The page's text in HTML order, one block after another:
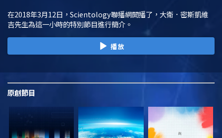
在2018年3月12日，Scientology聯播網開播了，大衛．密斯凱維
吉先生為這一小時的特別節目進行簡介。
播放
原創節目